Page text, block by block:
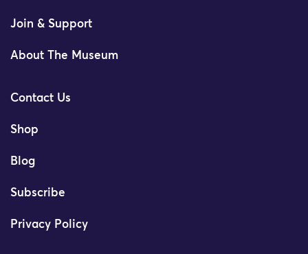
Join & Support
About The Museum
Contact Us
Shop
Blog
Subscribe
Privacy Policy